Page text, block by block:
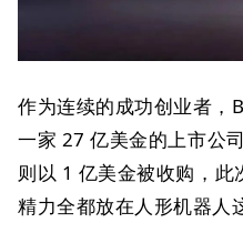
作为连续的成功创业者
一家 27 亿美金的上市公
则以 1 亿美金被收购，
精力全都放在人形机器人